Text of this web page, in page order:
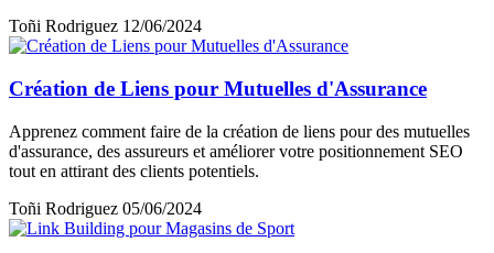
Toñi Rodriguez 12/06/2024
Création de Liens pour Mutuelles d'Assurance
Apprenez comment faire de la création de liens pour des mutuelles
d'assurance, des assureurs et améliorer votre positionnement SEO
tout en attirant des clients potentiels.
Toñi Rodriguez 05/06/2024